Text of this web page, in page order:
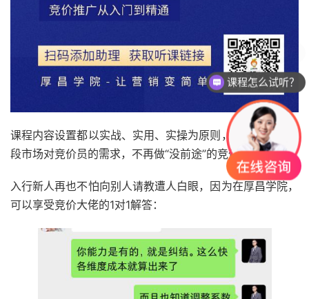
课程内容设置都以实战、实用、实操为原则，真正符合现阶
段市场对竞价员的需求，不再做“没前途”的竞价员。
入行新人再也不怕向别人请教遭人白眼，因为在厚昌学院，
可以享受竞价大佬的1对1解答：
课程怎么试听？